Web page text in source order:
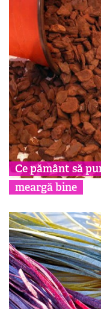
Ce pământ să
meargă bine